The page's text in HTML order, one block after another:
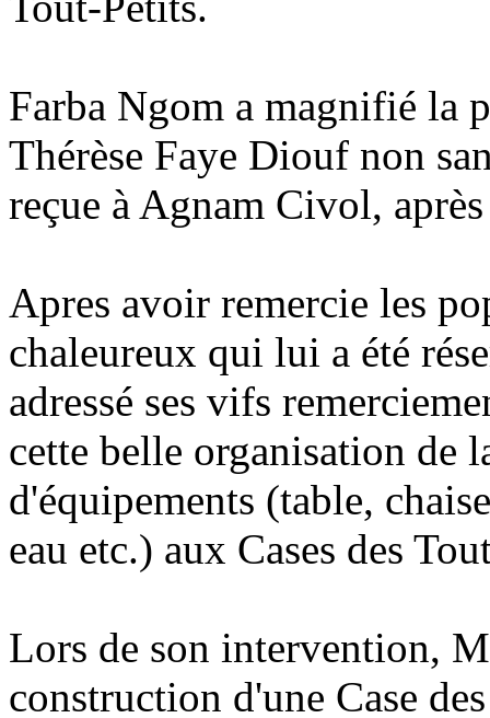
Farba Ngom a magnifié la
Thérèse Faye Diouf non
reçue à Agnam Civol,
Apres avoir remercie les
chaleureux qui lui a été
adressé ses vifs
cette belle organisation de
d'équipements (table,
eau etc.) aux Cases des
Lors de son intervention,
construction d'une Case